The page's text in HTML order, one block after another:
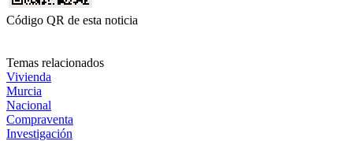
Código QR de esta noticia
Temas relacionados
Vivienda
Murcia
Nacional
Compraventa
Investigación